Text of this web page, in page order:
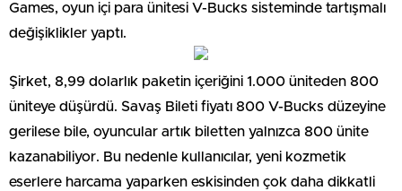
Games, oyun içi para ünitesi V-Bucks sisteminde tartışmalı
değişiklikler yaptı.
Şirket, 8,99 dolarlık paketin içeriğini 1.000 üniteden 800
üniteye düşürdü. Savaş Bileti fiyatı 800 V-Bucks düzeyine
gerilese bile, oyuncular artık biletten yalnızca 800 ünite
kazanabiliyor. Bu nedenle kullanıcılar, yeni kozmetik
eserlere harcama yaparken eskisinden çok daha dikkatli